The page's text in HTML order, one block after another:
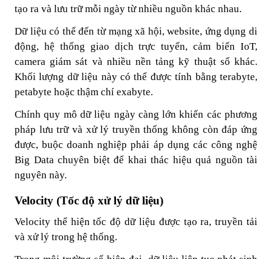
tạo ra và lưu trữ mỗi ngày từ nhiều nguồn khác nhau.
Dữ liệu có thể đến từ mạng xã hội, website, ứng dụng di
động, hệ thống giao dịch trực tuyến, cảm biến IoT,
camera giám sát và nhiều nền tảng kỹ thuật số khác.
Khối lượng dữ liệu này có thể được tính bằng terabyte,
petabyte hoặc thậm chí exabyte.
Chính quy mô dữ liệu ngày càng lớn khiến các phương
pháp lưu trữ và xử lý truyền thống không còn đáp ứng
được, buộc doanh nghiệp phải áp dụng các công nghệ
Big Data chuyên biệt để khai thác hiệu quả nguồn tài
nguyên này.
Velocity (Tốc độ xử lý dữ liệu)
Velocity thể hiện tốc độ dữ liệu được tạo ra, truyền tải
và xử lý trong hệ thống.